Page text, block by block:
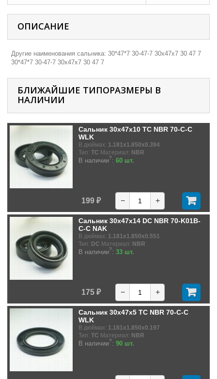
ОПИСАНИЕ
Другие наименования сальника: 30*47*7 30-47-7 30х47х7 30 47 7
30*47*7 30-47-7 30х47х7 30 47 7
БЛИЖАЙШИЕ ТИПОРАЗМЕРЫ В
НАЛИЧИИ
Сальник 30x47x10 TC NBR 70-C-C
WLK
В дюймах: 1.181x1.850x0.394
Тип: TC Материал: NBR
В наличии?: 60 шт.
199 ₽ − +
Сальник 30x47x14 DC NBR 70-K01B-
C-C NAK
В дюймах: 1.181x1.850x0.551
Тип: DC Материал: NBR
В наличии?: 33 шт.
175 ₽ − +
Сальник 30x47x5 TC NBR 70-C-C
WLK
В дюймах: 1.181x1.850x0.197
Тип: TC Материал: NBR
В наличии?: 90 шт.